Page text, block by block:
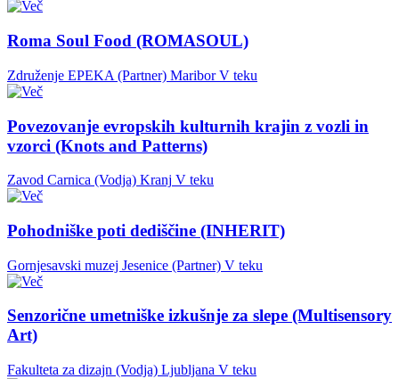
Roma Soul Food (ROMASOUL)
Združenje EPEKA (Partner) Maribor V teku
Povezovanje evropskih kulturnih krajin z vozli in
vzorci (Knots and Patterns)
Zavod Carnica (Vodja) Kranj V teku
Pohodniške poti dediščine (INHERIT)
Gornjesavski muzej Jesenice (Partner) V teku
Senzorične umetniške izkušnje za slepe (Multisensory
Art)
Fakulteta za dizajn (Vodja) Ljubljana V teku